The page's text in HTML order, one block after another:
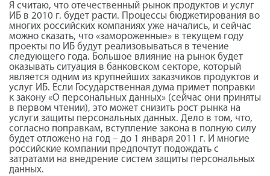
Я считаю, что отечественный рынок продуктов и услуг
ИБ в 2010 г. будет расти. Процессы бюджетирования во
многих российских компаниях уже начались, и сейчас
можно сказать, что «замороженные» в текущем году
проекты по ИБ будут реализовываться в течение
следующего года. Большое влияние на рынок будет
оказывать ситуация в банковском секторе, который
является одним из крупнейших заказчиков продуктов и
услуг ИБ. Если Государственная дума примет поправки
к закону «О персональных данных» (сейчас они приняты
в первом чтении), это может снизить рост рынка на
услуги защиты персональных данных. Дело в том, что,
согласно поправкам, вступление закона в полную силу
будет отложено на год – до 1 января 2011 г. И многие
российские компании предпочтут подождать с
затратами на внедрение систем защиты персональных
данных.